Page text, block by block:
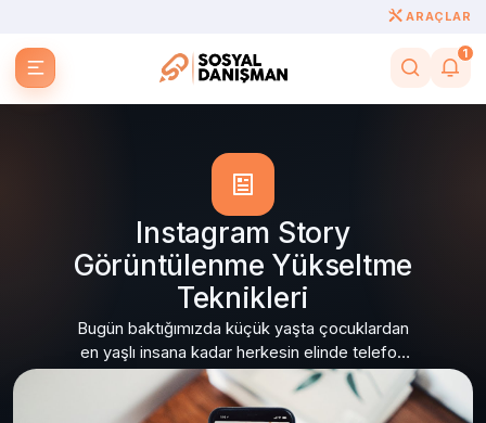
ARAÇLAR
1
Instagram Story
Görüntülenme Yükseltme
Teknikleri
Bugün baktığımızda küçük yaşta çocuklardan
en yaşlı insana kadar herkesin elinde telefon
görmemiz olası bir durum.